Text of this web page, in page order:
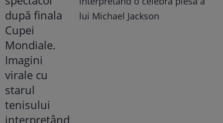
lui Michael Jackson